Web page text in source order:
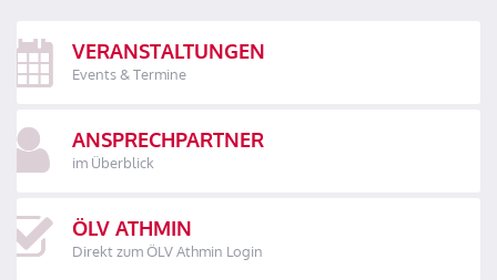
VERANSTALTUNGEN
Events & Termine
ANSPRECHPARTNER
im Überblick
ÖLV ATHMIN
Direkt zum ÖLV Athmin Login